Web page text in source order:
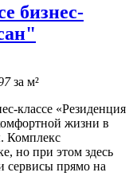
бизнес-
за м²
классе «Резиденция
жизни в
Комплекс
но при этом здесь
сервисы прямо на